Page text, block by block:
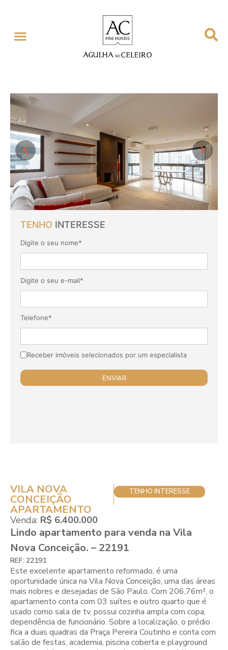
TENHO INTERESSE
Digite o seu nome*
Digite o seu e-mail*
Telefone*
Receber imóveis selecionados por um especialista
VILA NOVA
CONCEIÇÃO
APARTAMENTO
Venda: R$ 6.400.000
TENHO INTERESSE
Lindo apartamento para venda na Vila
Nova Conceição. – 22191
REF: 22191
Este excelente apartamento reformado, é uma
oportunidade única na Vila Nova Conceição, uma das áreas
mais nobres e desejadas de São Paulo. Com 206,76m², o
apartamento conta com 03 suítes e outro quarto que é
usado como sala de tv, possui cozinha ampla com copa,
dependência de funcionário. Sobre a localização, o prédio
fica a duas quadras da Praça Pereira Coutinho e conta com
salão de festas, academia, piscina coberta e playground